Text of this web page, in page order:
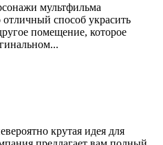
мультфильма
способ украсить
помещение, которое
крутая идея для